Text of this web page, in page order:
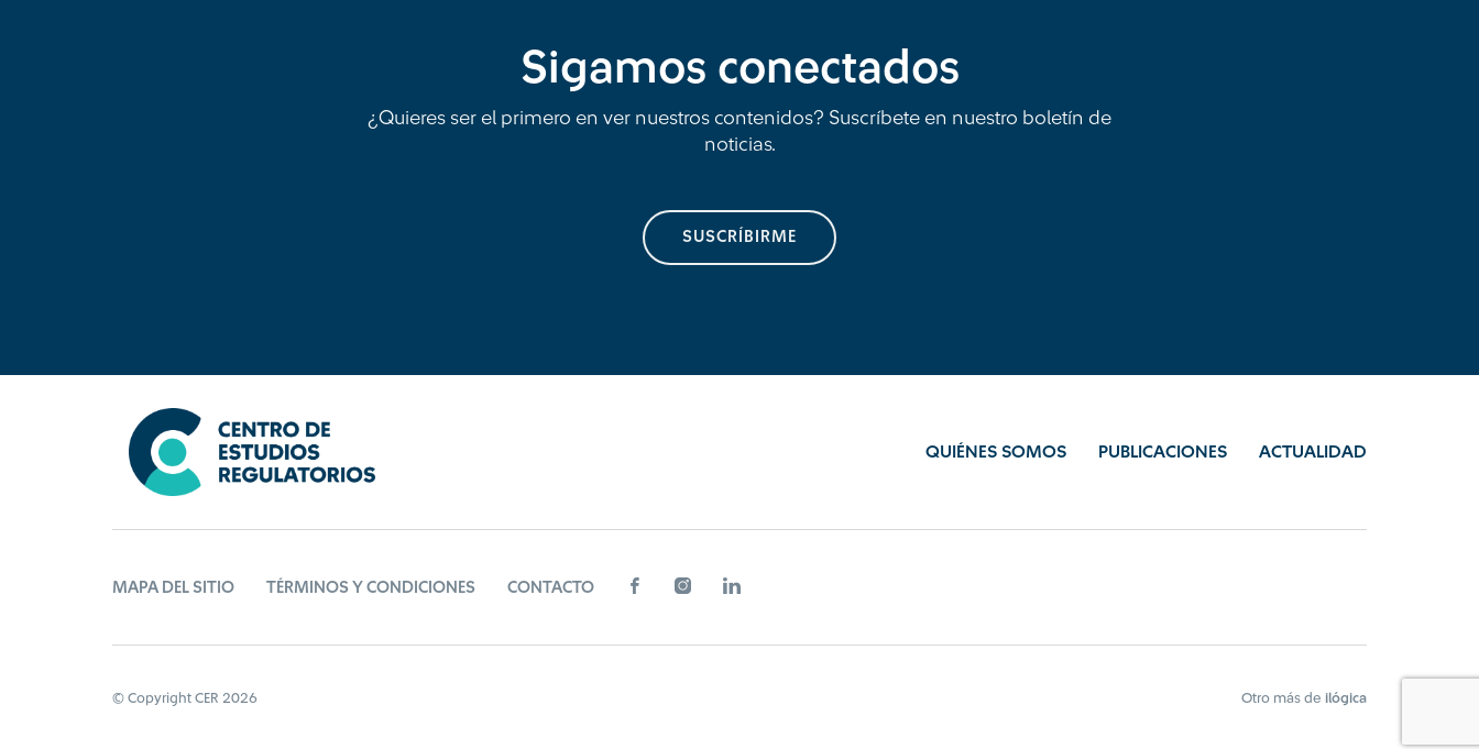
Sigamos conectados
¿Quieres ser el primero en ver nuestros contenidos? Suscríbete en nuestro boletín de
noticias.
SUSCRÍBIRME
QUIÉNES SOMOS PUBLICACIONES ACTUALIDAD
MAPA DEL SITIO TÉRMINOS Y CONDICIONES CONTACTO
© Copyright CER 2026 Otro más de ilógica